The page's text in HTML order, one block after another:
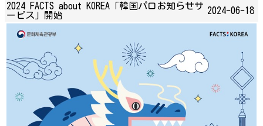
2024 FACTS about KOREA「韓国パロお知らせサ
ービス」開始
2024-06-18